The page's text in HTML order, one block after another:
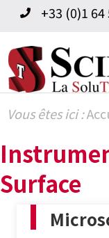
primary
navigation
content
+33 (0)1 64
Vous êtes ici :
Surface